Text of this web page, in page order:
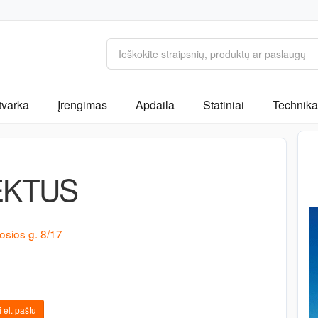
Įrengimas Apdaila Statiniai
g. 8/17
paštu